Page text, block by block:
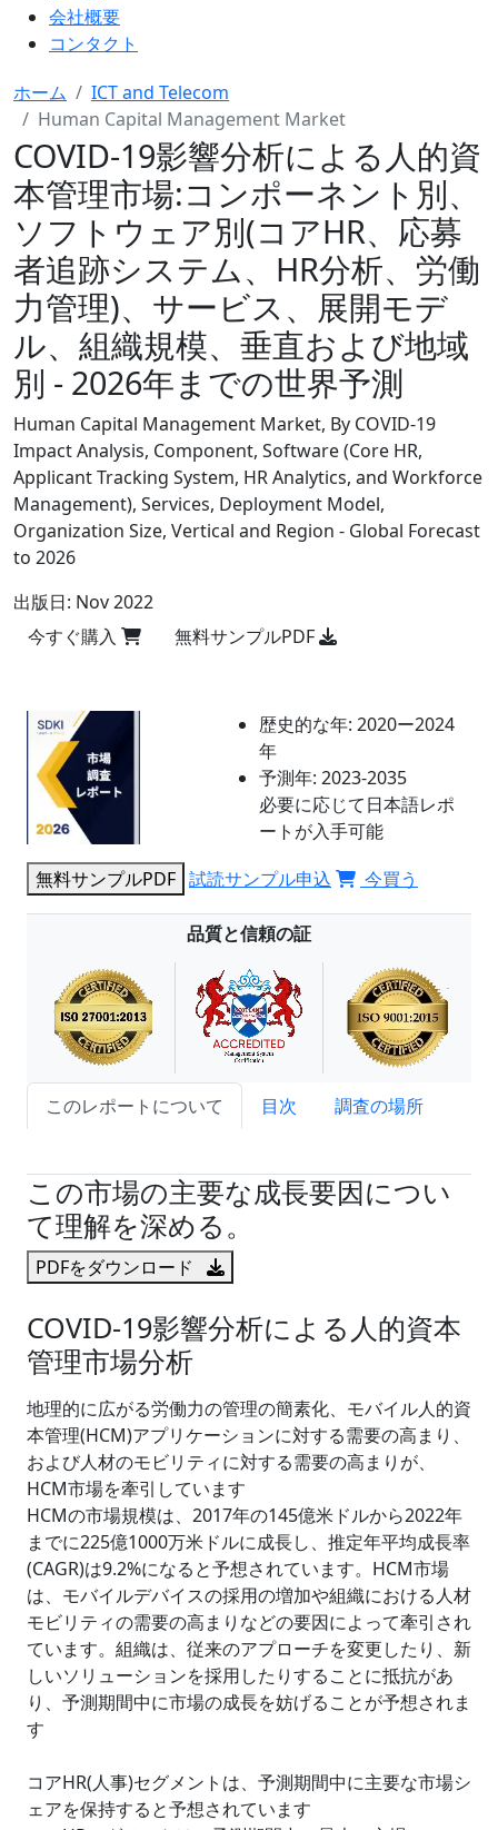
会社概要
コンタクト
ホーム
ICT and Telecom
Human Capital Management Market
COVID-19影響分析による人的資
本管理市場:コンポーネント別、
ソフトウェア別(コアHR、応募
者追跡システム、HR分析、労働
力管理)、サービス、展開モデ
ル、組織規模、垂直および地域
別 - 2026年までの世界予測
Human Capital Management Market, By COVID-19
Impact Analysis, Component, Software (Core HR,
Applicant Tracking System, HR Analytics, and Workforce
Management), Services, Deployment Model,
Organization Size, Vertical and Region - Global Forecast
to 2026
出版日: Nov 2022
今すぐ購入
無料サンプルPDF
歴史的な年: 2020ー2024
年
予測年: 2023-2035
必要に応じて日本語レポ
ートが入手可能
無料サンプルPDF 試読サンプル申込 今買う
品質と信頼の証
このレポートについて 目次
調査の場所
この市場の主要な成長要因につい
て理解を深める。
PDFをダウンロード
COVID-19影響分析による人的資本
管理市場分析
地理的に広がる労働力の管理の簡素化、モバイル人的資
本管理(HCM)アプリケーションに対する需要の高まり、
および人材のモビリティに対する需要の高まりが、
HCM市場を牽引しています
HCMの市場規模は、2017年の145億米ドルから2022年
までに225億1000万米ドルに成長し、推定年平均成長率
(CAGR)は9.2%になると予想されています。HCM市場
は、モバイルデバイスの採用の増加や組織における人材
モビリティの需要の高まりなどの要因によって牽引され
ています。組織は、従来のアプローチを変更したり、新
しいソリューションを採用したりすることに抵抗があ
り、予測期間中に市場の成長を妨げることが予想されま
す
コアHR(人事)セグメントは、予測期間中に主要な市場シ
ェアを保持すると予想されています